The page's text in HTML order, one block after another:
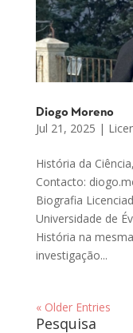
Diogo Moreno
Jul 21, 2025 |
História da
Contacto:
Biografia
Universidade de
História na
investigação...
« Older Entries
Pesquisa